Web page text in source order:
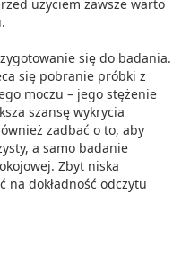
użyciem zawsze warto
się do badania.
się pobranie próbki z
moczu – jego stężenie
szansę wykrycia
zadbać o to, aby
a samo badanie
Zbyt niska
na dokładność odczytu